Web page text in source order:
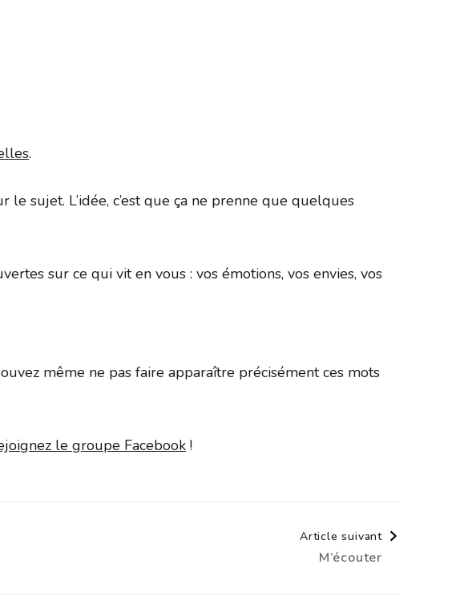
.
sujet. L’idée, c’est que ça ne prenne que quelques
sur ce qui vit en vous : vos émotions, vos envies, vos
même ne pas faire apparaître précisément ces mots
le groupe Facebook !
Article suivant
M’écouter